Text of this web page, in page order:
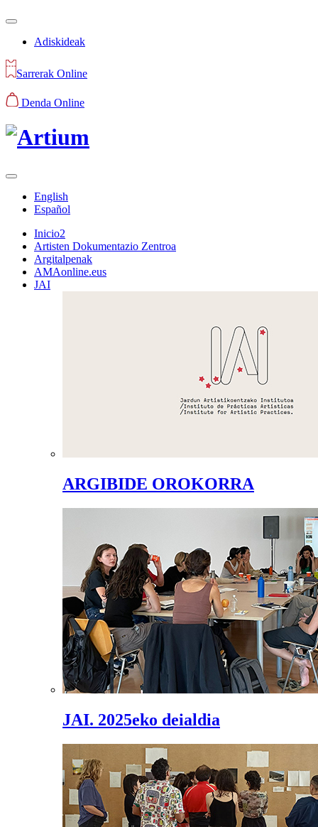
Adiskideak
Sarrerak Online
Denda Online
English
Español
Inicio2
Artisten Dokumentazio Zentroa
Argitalpenak
AMAonline.eus
JAI
ARGIBIDE OROKORRA
JAI. 2025eko deialdia